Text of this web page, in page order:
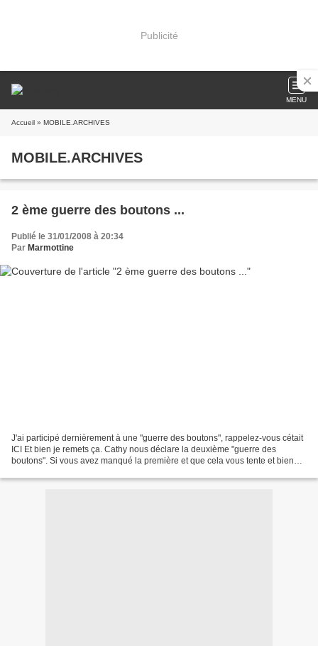
Publicité
MENU
Accueil » MOBILE.ARCHIVES
MOBILE.ARCHIVES
2 ème guerre des boutons ...
Publié le 31/01/2008 à 20:34
Par Marmottine
J'ai participé dernièrement à une "guerre des boutons", rappelez-vous cétait
ICI Et bien je remets ça. Cathy nous déclare la deuxième "guerre des
boutons". Si vous avez manqué la première et que cela vous tente et bien